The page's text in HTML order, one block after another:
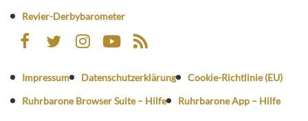
Revier-Derbybarometer
Impressum Datenschutzerklärung
Cookie-Richtlinie (EU)
Ruhrbarone Browser Suite – Hilfe
Ruhrbarone App – Hilfe